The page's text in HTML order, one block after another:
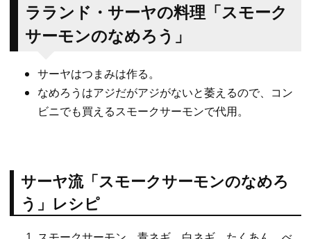
ラランド・サーヤの料理「スモーク
サーモンのなめろう」
サーヤはつまみは作る。
なめろうはアジだがアジがないと萎えるので、コン
ビニでも買えるスモークサーモンで代用。
サーヤ流「スモークサーモンのなめろ
う」レシピ